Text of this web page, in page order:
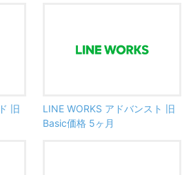
旧
LINE WORKS アドバンスト 旧
Basic価格 5ヶ月